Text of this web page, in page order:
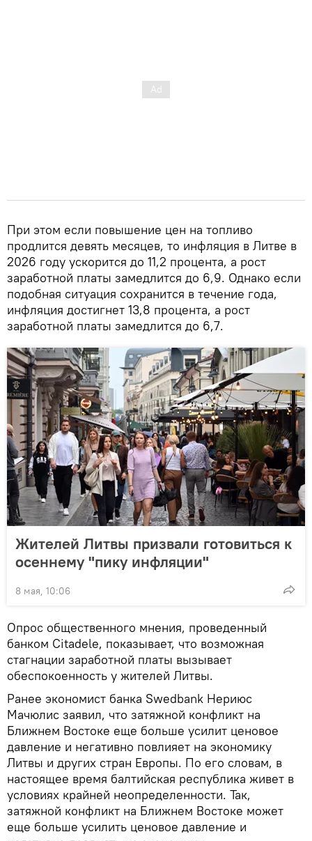
При этом если повышение цен на топливо
продлится девять месяцев, то инфляция в Литве в
2026 году ускорится до 11,2 процента, а рост
заработной платы замедлится до 6,9. Однако если
подобная ситуация сохранится в течение года,
инфляция достигнет 13,8 процента, а рост
заработной платы замедлится до 6,7.
Жителей Литвы призвали готовиться к
осеннему "пику инфляции"
8 мая, 10:06
Опрос общественного мнения, проведенный
банком Citadele, показывает, что возможная
стагнации заработной платы вызывает
обеспокоенность у жителей Литвы.
Ранее экономист банка Swedbank Нериюс
Мачюлис заявил, что затяжной конфликт на
Ближнем Востоке еще больше усилит ценовое
давление и негативно повлияет на экономику
Литвы и других стран Европы. По его словам, в
настоящее время балтийская республика живет в
условиях крайней неопределенности. Так,
затяжной конфликт на Ближнем Востоке может
еще больше усилить ценовое давление и